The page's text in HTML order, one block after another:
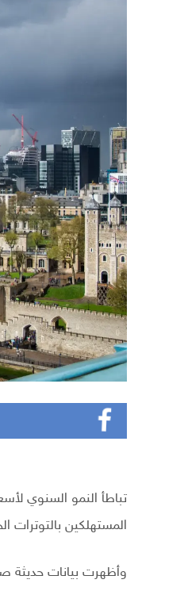
تباطأ النمو السنوي
المستهلكين بالتوترات
وأظهرت بيانات حديثة